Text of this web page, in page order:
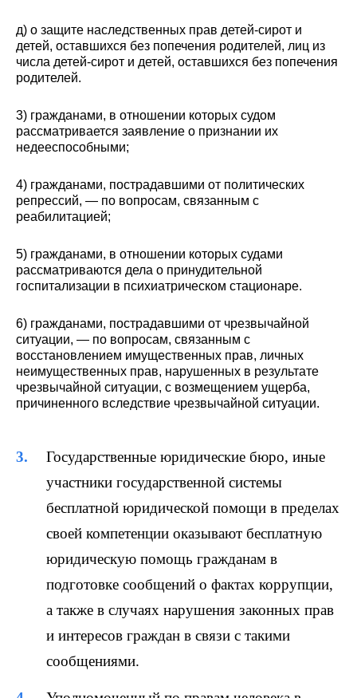
д) о защите наследственных прав детей-сирот и
детей, оставшихся без попечения родителей, лиц из
числа детей-сирот и детей, оставшихся без попечения
родителей.
3) гражданами, в отношении которых судом
рассматривается заявление о признании их
недееспособными;
4) гражданами, пострадавшими от политических
репрессий, — по вопросам, связанным с
реабилитацией;
5) гражданами, в отношении которых судами
рассматриваются дела о принудительной
госпитализации в психиатрическом стационаре.
6) гражданами, пострадавшими от чрезвычайной
ситуации, — по вопросам, связанным с
восстановлением имущественных прав, личных
неимущественных прав, нарушенных в результате
чрезвычайной ситуации, с возмещением ущерба,
причиненного вследствие чрезвычайной ситуации.
Государственные юридические бюро, иные
участники государственной системы
бесплатной юридической помощи в пределах
своей компетенции оказывают бесплатную
юридическую помощь гражданам в
подготовке сообщений о фактах коррупции,
а также в случаях нарушения законных прав
и интересов граждан в связи с такими
сообщениями.